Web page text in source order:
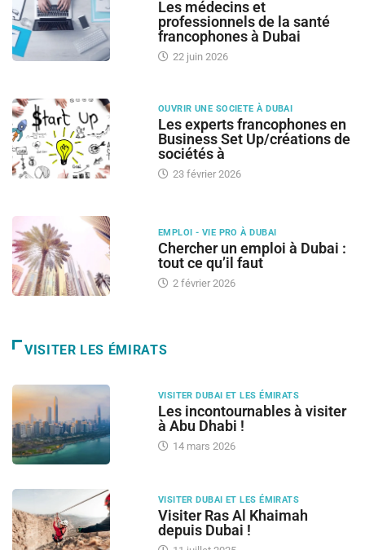
Les médecins et
professionnels de la santé
francophones à Dubai
22 juin 2026
OUVRIR UNE SOCIETE À DUBAI
Les experts francophones en
Business Set Up/créations de
sociétés à
23 février 2026
EMPLOI - VIE PRO À DUBAI
Chercher un emploi à Dubai :
tout ce qu’il faut
2 février 2026
VISITER LES ÉMIRATS
VISITER DUBAI ET LES ÉMIRATS
Les incontournables à visiter
à Abu Dhabi !
14 mars 2026
VISITER DUBAI ET LES ÉMIRATS
Visiter Ras Al Khaimah
depuis Dubai !